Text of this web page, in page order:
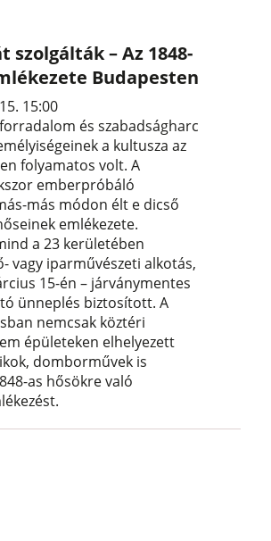
szolgálták – Az 1848-
Budapesten
15:00
és szabadságharc
a kultusza az
folyamatos volt. A
emberpróbáló
más módon élt e dicső
emlékezete.
a 23 kerületében
vagy iparművészeti alkotás,
15-én – járványmentes
ünneplés biztosított. A
nemcsak köztéri
épületeken elhelyezett
domborművek is
as hősökre való